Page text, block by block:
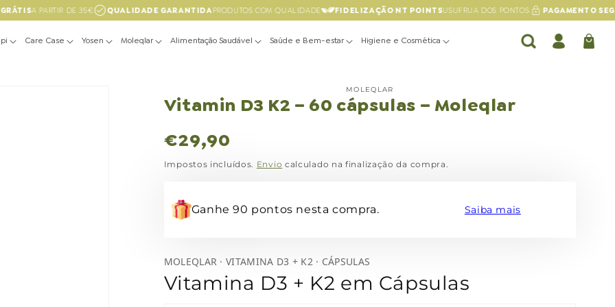
A PARTIR DE 35€ QUALIDADE GARANTIDAPRODUTOS COM QUALIDADE FIDELIZAÇÃO NT POINTSUSUFRUA DOS PONTOS PAGAMENTO
Care Case Yosen Moleqlar Alimentação Saudável Saúde e Bem-estar Higiene e Cosmética Conta Carrinho
MOLEQLAR
Vitamin D3 K2 – 60 cápsulas – Moleqlar
Preço
normal
€29,90
Impostos incluídos. Envio calculado na finalização da compra.
Ganhe 90 pontos nesta compra. Saiba mais
MOLEQLAR · VITAMINA D3 + K2 · CÁPSULAS
Vitamina D3 + K2 em Cápsulas